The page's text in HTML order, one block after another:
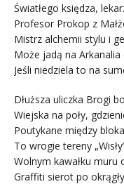
Światłego księdza,
Profesor Prokop z
Mistrz alchemii stylu i
Może jadą na Arkanalia
Jeśli niedziela to na
Dłuższa uliczka Brogi
Wiejska na poły,
Poutykane między
To wrogie tereny
Wolnym kawałku muru
Graffiti sierot po